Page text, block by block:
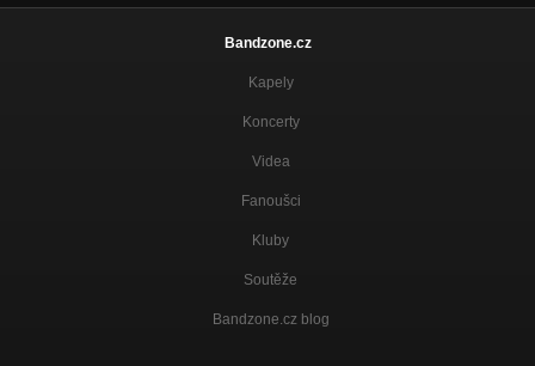
Bandzone.cz
Kapely
Koncerty
Videa
Fanoušci
Kluby
Soutěže
Bandzone.cz blog